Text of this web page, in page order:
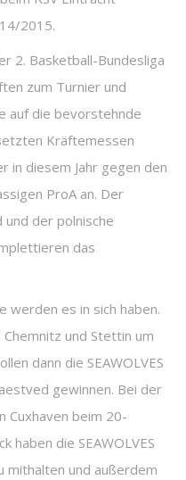
2015.
2. Basketball-Bundesliga
zum Turnier und
auf die bevorstehnde
Kräftemessen
in diesem Jahr gegen den
ProA an. Der
der polnische
das
werden es in sich haben.
und Stettin um
dann die SEAWOLVES
gewinnen. Bei der
Cuxhaven beim 20-
haben die SEAWOLVES
mithalten und außerdem